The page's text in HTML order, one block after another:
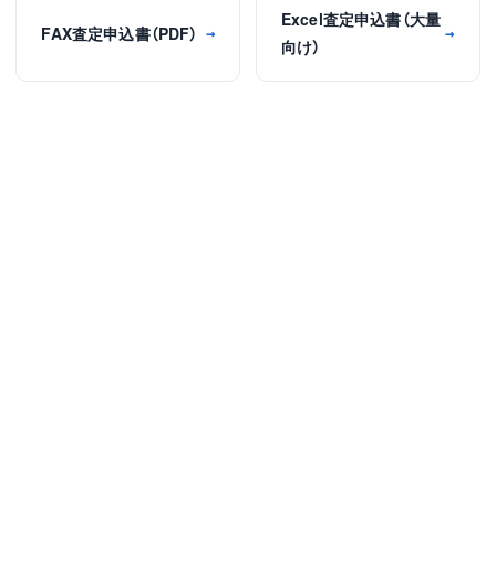
FAX査定申込書（PDF） →
Excel査定申込書（大量
向け）
→